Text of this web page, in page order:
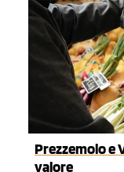
Prezzemolo e
valore